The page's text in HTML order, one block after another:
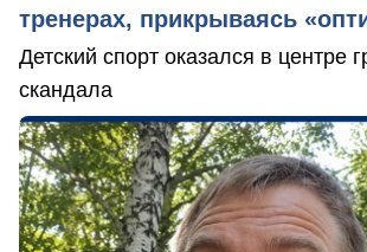
тренерах, прикрываясь
Детский спорт оказался в центре
скандала